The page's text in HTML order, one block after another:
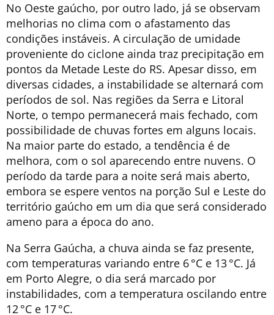
No Oeste gaúcho, por outro lado, já se observam
melhorias no clima com o afastamento das
condições instáveis. A circulação de umidade
proveniente do ciclone ainda traz precipitação em
pontos da Metade Leste do RS. Apesar disso, em
diversas cidades, a instabilidade se alternará com
períodos de sol. Nas regiões da Serra e Litoral
Norte, o tempo permanecerá mais fechado, com
possibilidade de chuvas fortes em alguns locais.
Na maior parte do estado, a tendência é de
melhora, com o sol aparecendo entre nuvens. O
período da tarde para a noite será mais aberto,
embora se espere ventos na porção Sul e Leste do
território gaúcho em um dia que será considerado
ameno para a época do ano.
Na Serra Gaúcha, a chuva ainda se faz presente,
com temperaturas variando entre 6 °C e 13 °C. Já
em Porto Alegre, o dia será marcado por
instabilidades, com a temperatura oscilando entre
12 °C e 17 °C.